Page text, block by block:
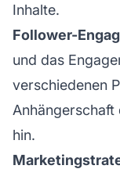
Inhalte.
Follower-
und das
verschiedenen
Anhängerschaft
hin.